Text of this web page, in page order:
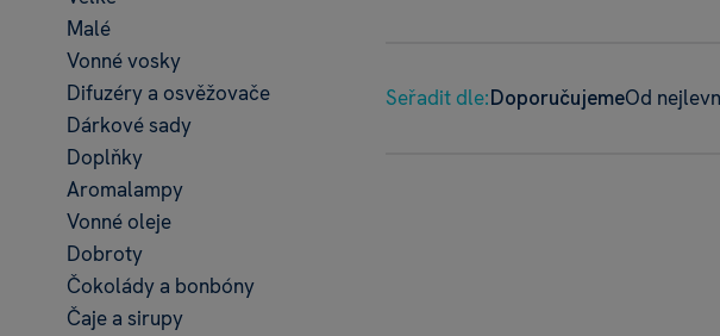
Malé
Vonné vosky
Difuzéry a osvěžovače
Dárkové sady
Doplňky
Aromalampy
Vonné oleje
Dobroty
Čokolády a bonbóny
Čaje a sirupy
Seřadit dle:DoporučujemeOd